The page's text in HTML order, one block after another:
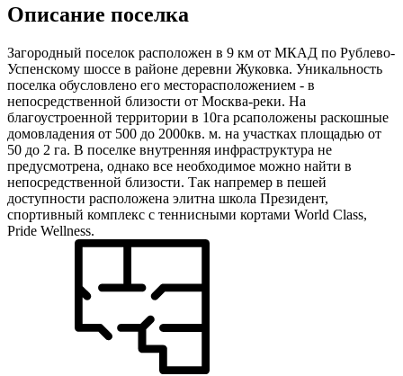
Описание поселка
Загородный поселок расположен в 9 км от МКАД по Рублево-
Успенскому шоссе в районе деревни Жуковка. Уникальность
поселка обусловлено его месторасположением - в
непосредственной близости от Москва-реки. На
благоустроенной территории в 10га рсаположены раскошные
домовладения от 500 до 2000кв. м. на участках площадью от
50 до 2 га. В поселке внутренняя инфраструктура не
предусмотрена, однако все необходимое можно найти в
непосредственной близости. Так напремер в пешей
доступности расположена элитна школа Президент,
спортивный комплекс с теннисными кортами World Class,
Pride Wellness.